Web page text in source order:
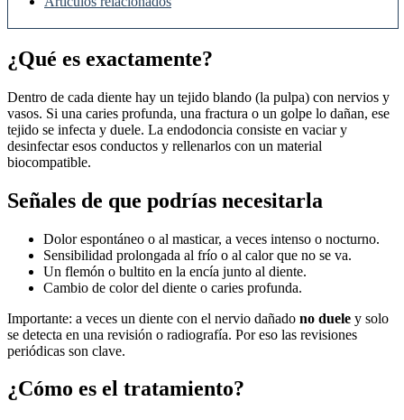
¿Qué es exactamente?
Dentro de cada diente hay un tejido blando (la pulpa) con nervios y
vasos. Si una caries profunda, una fractura o un golpe lo dañan, ese
tejido se infecta y duele. La endodoncia consiste en vaciar y
desinfectar esos conductos y rellenarlos con un material
biocompatible.
Señales de que podrías necesitarla
Dolor espontáneo o al masticar, a veces intenso o nocturno.
Sensibilidad prolongada al frío o al calor que no se va.
Un flemón o bultito en la encía junto al diente.
Cambio de color del diente o caries profunda.
Importante: a veces un diente con el nervio dañado no duele y solo
se detecta en una revisión o radiografía. Por eso las revisiones
periódicas son clave.
¿Cómo es el tratamiento?